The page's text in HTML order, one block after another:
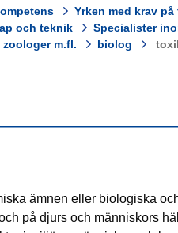
Yrken med krav
och teknik
Specialister
m.fl. biolog
ämnen eller biologiska
på djurs och människors